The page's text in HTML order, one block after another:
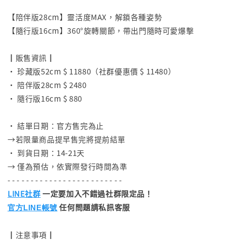
【陪伴版28cm】靈活度MAX，解鎖各種姿勢
【隨行版16cm】360°旋轉關節，帶出門隨時可愛爆擊
┃販售資訊┃
• 珍藏版52cm $ 11880（社群優惠價 $ 11480）
• 陪伴版28cm $ 2480
• 隨行版16cm $ 880
• 結單日期：官方售完為止
→若限量商品提早售完將提前結單
• 到貨日期：14-21天
→ 僅為預估，依實際發行時間為準
- - - - - - - - - - - - - - - - - - - - - - - - -
LINE社群一定要加入不錯過社群限定品！
官方LINE帳號 任何問題請私訊客服
┃注意事項┃